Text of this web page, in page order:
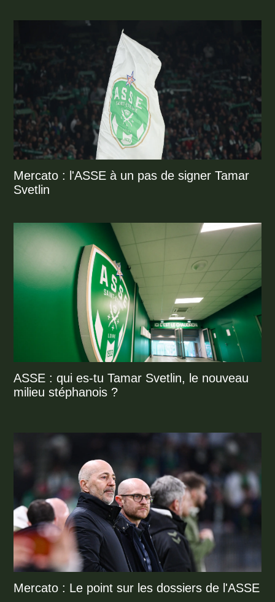
Mercato : l'ASSE à un pas de signer Tamar
Svetlin
ASSE : qui es-tu Tamar Svetlin, le nouveau
milieu stéphanois ?
Mercato : Le point sur les dossiers de l'ASSE